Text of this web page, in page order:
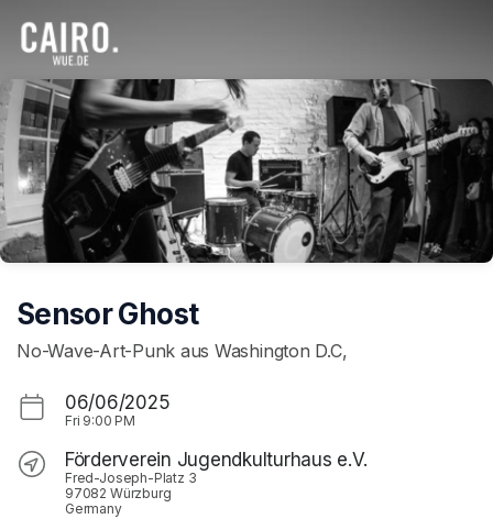
Sensor Ghost
No-Wave-Art-Punk aus Washington D.C,
06/06/2025
Fri 9:00 PM
Förderverein Jugendkulturhaus e.V.
Fred-Joseph-Platz 3
97082 Würzburg
Germany